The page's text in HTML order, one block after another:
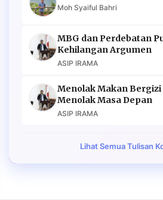
Moh Syaiful Bahri
MBG dan Perdebatan
Kehilangan Argumen
ASIP IRAMA
Menolak Makan Bergizi
Menolak Masa Depan
ASIP IRAMA
Lihat Semua Tulisan